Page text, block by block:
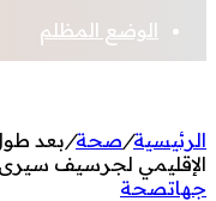
الوضع المظلم
الرئيسية/صحة/بعد
الإقليمي لجرسيف سيرى
جهاتصحة